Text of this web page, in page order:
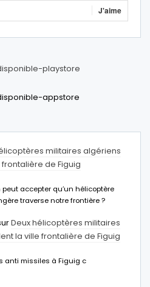
J'aime
militaires algériens
de Figuig
accepter qu’un hélicoptère
traverse notre frontière ?
Deux hélicoptères militaires
la ville frontalière de Figuig
anti missiles à Figuig c